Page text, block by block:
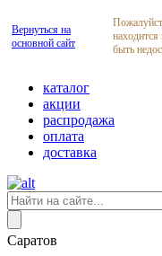
Вернуться на
основной сайт
быть
каталог
акции
распродажа
оплата
доставка
Саратов